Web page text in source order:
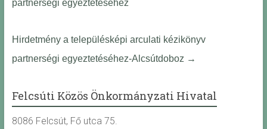
partnerségi egyeztetéséhez
Hirdetmény a településképi arculati kézikönyv
partnerségi egyeztetéséhez-Alcsútdoboz →
Felcsúti Közös Önkormányzati Hivatal
8086 Felcsút, Fő utca 75.